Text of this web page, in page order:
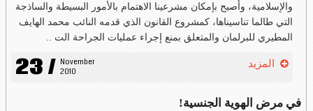
والإسلامية، وأصبح بإمكان مشرعينا الاهتمام بالأمور البسيطة والساذجة
التي طالما تناسيناها، كمشروع القانون الذي قدمه النائب محمد الهايف
المطيري للبرلمان والمتعلق بمنع إجراء عمليات الجراحة الت ..
23 / November
2010
المزيد
في مرض الهوية الجنسية!